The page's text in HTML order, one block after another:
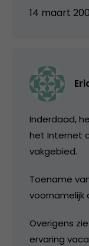
14 maart
Inderdaad,
het Internet
vakgebied.
Toename
voornamelijk
Overigens
ervaring